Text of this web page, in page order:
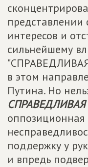
представлении
интересов и
сильнейшему
в этом
Путина. Но
поддержку у
и впредь